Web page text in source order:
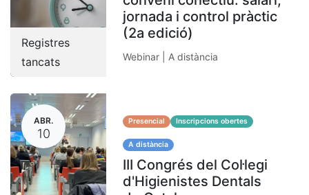
Registres
tancats
jornada i control pràctic
(2a edició)
Webinar | A distància
ABR.
10
Presencial Inscripcions obertes
A distància
III Congrés del Col·legi
d'Higienistes Dentals